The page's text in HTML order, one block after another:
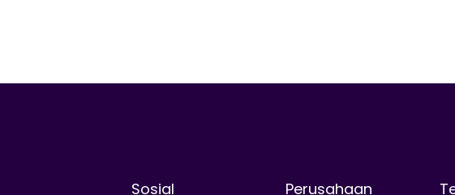
Sosial Perusahaan